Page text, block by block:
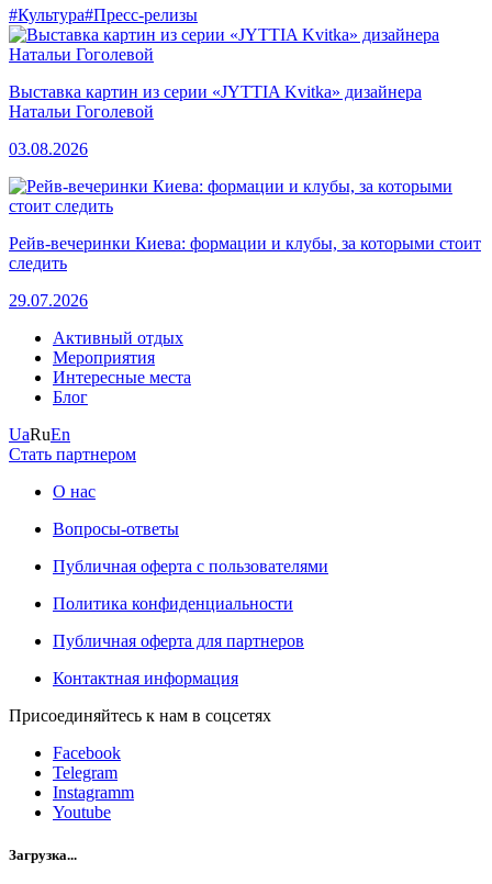
#Культура#Пресс-релизы
Выставка картин из серии «JYTTIA Kvitka» дизайнера
Натальи Гоголевой
03.08.2026
Рейв-вечеринки Киева: формации и клубы, за которыми стоит
следить
29.07.2026
Активный отдых
Мероприятия
Интересные места
Блог
UaRuEn
Стать партнером
О нас
Вопросы-ответы
Публичная оферта с пользователями
Политика конфиденциальности
Публичная оферта для партнеров
Контактная информация
Присоединяйтесь к нам в соцсетях
Facebook
Telegram
Instagramm
Youtube
Загрузка...